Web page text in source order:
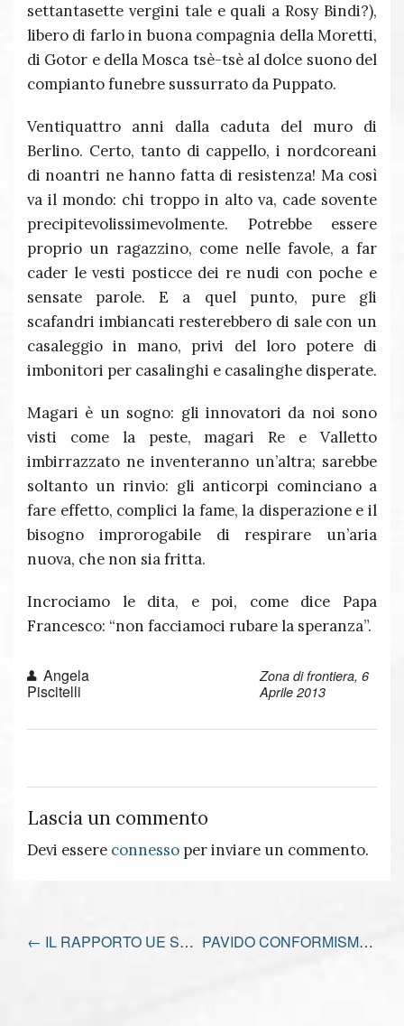
settantasette vergini tale e quali a Rosy Bindi?),
libero di farlo in buona compagnia della Moretti,
di Gotor e della Mosca tsè-tsè al dolce suono del
compianto funebre sussurrato da Puppato.
Ventiquattro anni dalla caduta del muro di
Berlino. Certo, tanto di cappello, i nordcoreani
di noantri ne hanno fatta di resistenza! Ma così
va il mondo: chi troppo in alto va, cade sovente
precipitevolissimevolmente. Potrebbe essere
proprio un ragazzino, come nelle favole, a far
cader le vesti posticce dei re nudi con poche e
sensate parole. E a quel punto, pure gli
scafandri imbiancati resterebbero di sale con un
casaleggio in mano, privi del loro potere di
imbonitori per casalinghi e casalinghe disperate.
Magari è un sogno: gli innovatori da noi sono
visti come la peste, magari Re e Valletto
imbirrazzato ne inventeranno un’altra; sarebbe
soltanto un rinvio: gli anticorpi cominciano a
fare effetto, complici la fame, la disperazione e il
bisogno improrogabile di respirare un’aria
nuova, che non sia fritta.
Incrociamo le dita, e poi, come dice Papa
Francesco: “non facciamoci rubare la speranza”.
Angela
Piscitelli
Zona di frontiera, 6
Aprile 2013
Lascia un commento
Devi essere connesso per inviare un commento.
← IL RAPPORTO UE SULLA GIUSTIZIA PAVIDO CONFORMISMO